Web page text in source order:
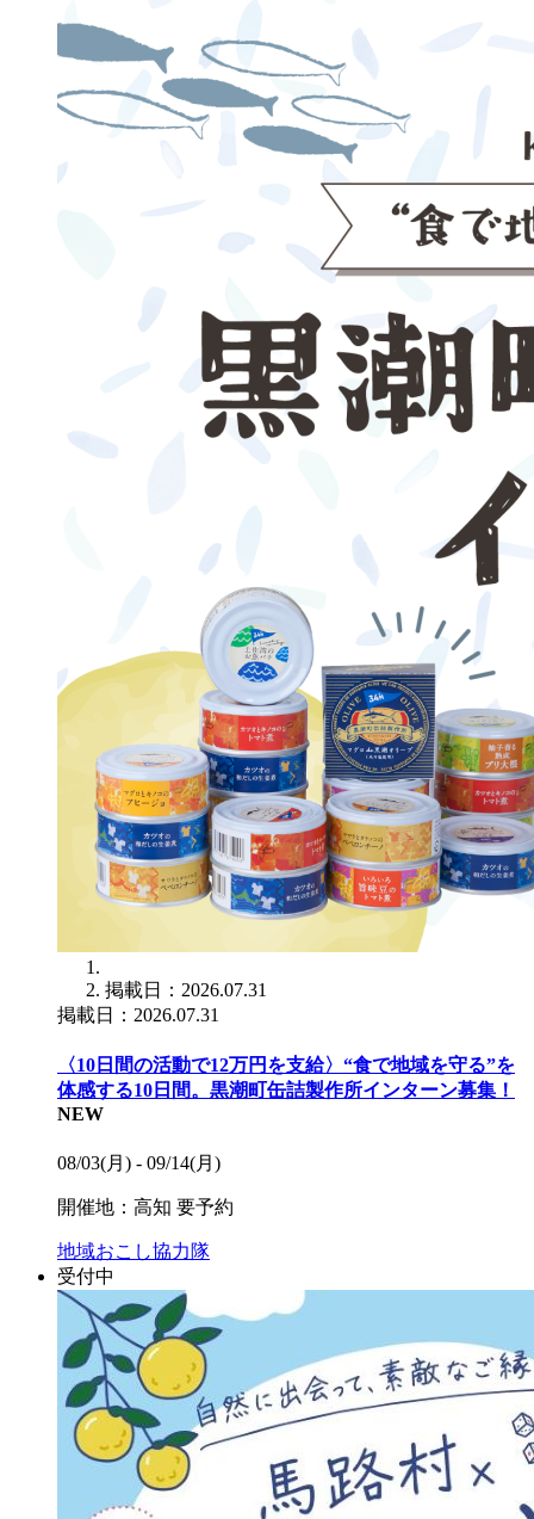
掲載日：2026.07.31
掲載日：2026.07.31
〈10日間の活動で12万円を支給〉“食で地域を守る”を
体感する10日間。黒潮町缶詰製作所インターン募集！
NEW
08/03(月) - 09/14(月)
開催地：高知 要予約
地域おこし協力隊
受付中